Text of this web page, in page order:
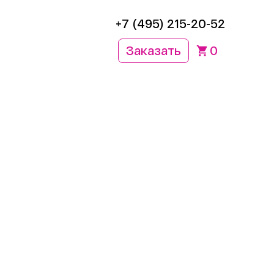
+7 (495) 215-20-52
Заказать 0